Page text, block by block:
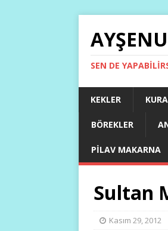
SEN DE
KEKLER
BÖREKLER
PILAV MAKARNA
Sultan
Kasım 29, 2012